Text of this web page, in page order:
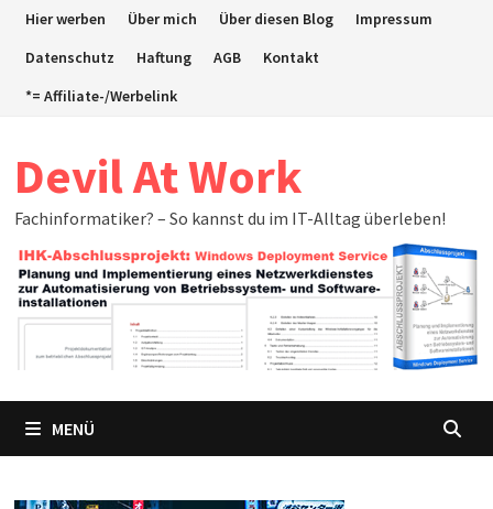
ZumHier werben Über mich Über diesen Blog
Impressum
Datenschutz
Haftung AGB
Kontakt
*= Affiliate-/Werbelink
Devil At Work
Fachinformatiker? – So kannst du im IT-Alltag überleben!
MENÜ